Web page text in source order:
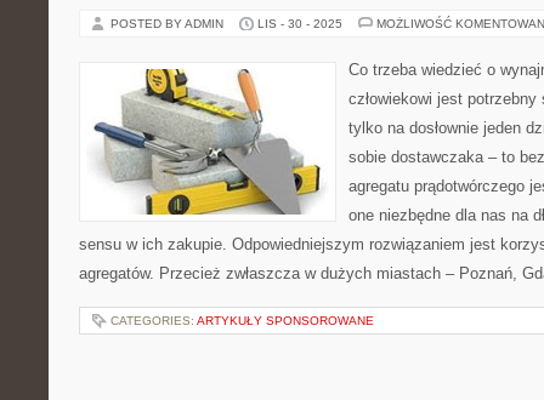
POSTED BY ADMIN LIS - 30 - 2025 MOŻLIWOŚĆ
Co trzeba wiedzieć o
człowiekowi jest
tylko na dosłownie jeden
sobie dostawczaka – to
agregatu prądotwórczego
one niezbędne dla nas na
sensu w ich zakupie. Odpowiedniejszym rozwiązaniem jest
agregatów. Przecież zwłaszcza w dużych miastach – Poznań,
CATEGORIES: ARTYKUŁY SPONSOROWANE